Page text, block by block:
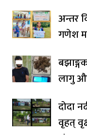
अन्तर
गणेश
लागु
दोदा
वृहत्